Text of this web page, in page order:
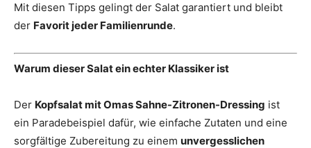
Mit diesen Tipps gelingt der Salat garantiert und bleibt
der Favorit jeder Familienrunde.
Warum dieser Salat ein echter Klassiker ist
Der Kopfsalat mit Omas Sahne-Zitronen-Dressing ist
ein Paradebeispiel dafür, wie einfache Zutaten und eine
sorgfältige Zubereitung zu einem unvergesslichen